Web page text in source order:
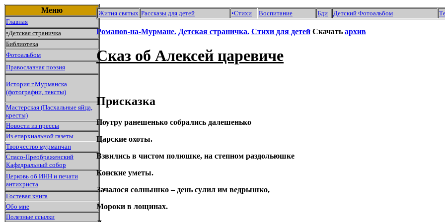
Меню
Главная
•Детская страничка
Библиотека
Фотоальбом
Православная поэзия
История г.Мурманска
(фотографии, тексты)
Мастерская (Пасхальные яйца,
кресты)
Новости из прессы
Из епархиальной газеты
Творчество мурманчан
Спасо-Преображенский
Кафедральный собор
Церковь об ИНН и печати
антихриста
Гостевая книга
Обо мне
Полезные ссылки
Жития святых Рассказы для детей •Стихи Воспитание Бди Детский Фотоальбом
Романов-на-Мурмане. Детская страничка. Стихи для детей Скачать архив
Сказ об Алексей царевиче
Присказка
Поутру ранешенько собрались далешенько
Царские охоты.
Взвились в чистом полюшке, на степном раздольюшке
Конские уметы.
Зачалося солнышко – день сулил им ведрышко,
Мороки в лощинах.